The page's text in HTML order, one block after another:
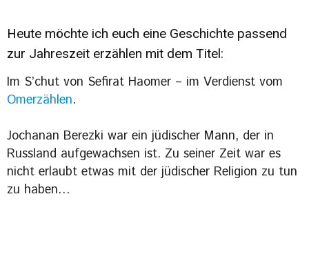
Heute möchte ich euch eine Geschichte passend
zur Jahreszeit erzählen mit dem Titel:
Im S’chut von Sefirat Haomer – im Verdienst vom
Omerzählen.
Jochanan Berezki war ein jüdischer Mann, der in
Russland aufgewachsen ist. Zu seiner Zeit war es
nicht erlaubt etwas mit der jüdischer Religion zu tun
zu haben…